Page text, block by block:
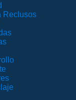
Reclusos